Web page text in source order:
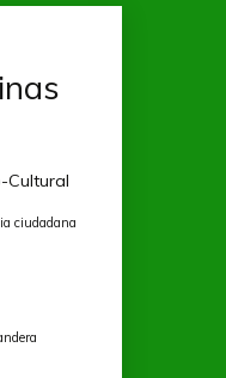
Cultural
ciudadana